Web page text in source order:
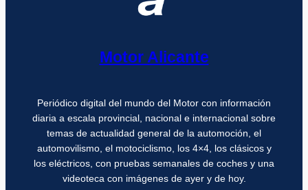
Motor Alicante
Periódico digital del mundo del Motor con información
diaria a escala provincial, nacional e internacional sobre
temas de actualidad general de la automoción, el
automovilismo, el motociclismo, los 4×4, los clásicos y
los eléctricos, con pruebas semanales de coches y una
videoteca con imágenes de ayer y de hoy.